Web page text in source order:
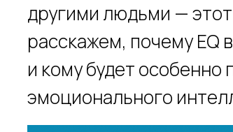
другими людьми —
расскажем, почему EQ
и кому будет особенно
эмоционального